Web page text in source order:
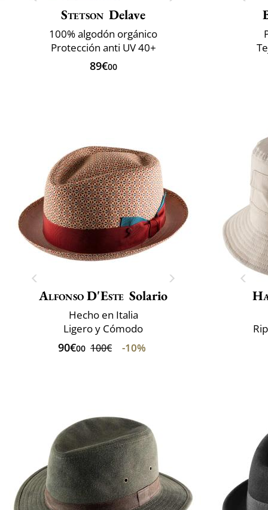
Stetson Delave
100% algodón orgánico
Protección anti UV 40+
89€00
Alfonso D'Este Solario
Hecho en Italia
Ligero y Cómodo
90€00 100€ -10%